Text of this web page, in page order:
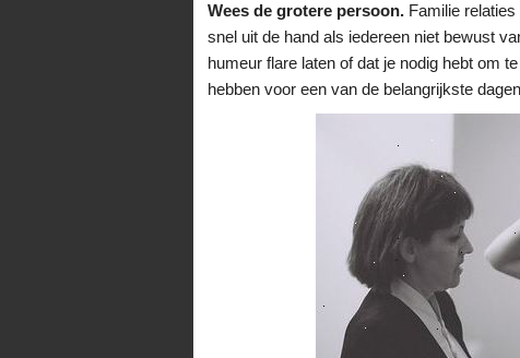
Wees de grotere persoon. Familie
snel uit de hand als iedereen niet bewust
humeur flare laten of dat je nodig hebt om
hebben voor een van de belangrijkste